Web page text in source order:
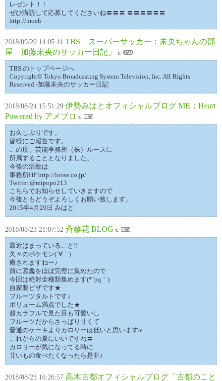
レゼント！！
ぜひ購読して応募してくださいね〓〓〓 〓〓〓〓〓〓
http://moeh
2018/09/20 14:05:41 TBS「スーパーサッカー：未央ちゃんの部
屋 加藤未央のサッカー日記」
TBS のトップページへ
Copyright© Tokyo Broadcasting System Television, Inc. All Rights
Reserved.-加藤未央のサッカー日記
2018/08/24 15:51:29 伊勢みはとオフィシャルブログ ME；Heart
Powered by アメブロ
お久しぶりです。
皆様にご報告です。
この度、芸能事務所（株）ルースに
所属することとなりました。
今後の活動は
事務所HP http://loose.co.jp/
Twitter @mipopo213
こちらでお知らせしていきますので
今後ともどうぞよろしくお願い致します。
2015年4月29日 みはと
2018/08/23 21:07:52 斉藤花 BLOG
最近はまっていること!!
久々のポケモン(´∀｀)
癒されますねー♪
前に図鑑をほぼ完璧に集めたので
今回は絶対全種類集めます(*´pq｀)
自家製ピザです★
フルーツタルトです♪
ボリューム満点でした★
超カラフルで見た目も可愛いし
フルーツだからさっぱり甘くて
普通のケーキよりカロリーは低いと思いますω
これからの夏にいいですね〓
カロリーが気になってる時に
甘いもの食べたくなったら是非♪
2018/08/23 16:26:57 高木古都オフィシャルブログ「古都のこと